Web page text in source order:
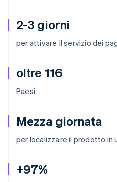
2-3 giorni
per attivare il servizio dei
oltre 116
Paesi
Mezza giornata
per localizzare il prodotto in
+97%